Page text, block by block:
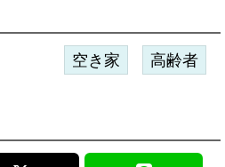
空き家 高齢者